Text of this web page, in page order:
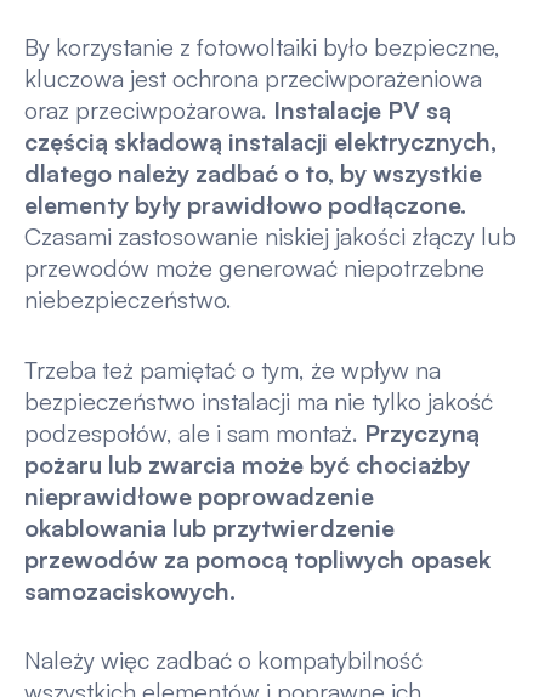
By korzystanie z fotowoltaiki było bezpieczne,
kluczowa jest ochrona przeciwporażeniowa
oraz przeciwpożarowa. Instalacje PV są
częścią składową instalacji elektrycznych,
dlatego należy zadbać o to, by wszystkie
elementy były prawidłowo podłączone.
Czasami zastosowanie niskiej jakości złączy lub
przewodów może generować niepotrzebne
niebezpieczeństwo.
Trzeba też pamiętać o tym, że wpływ na
bezpieczeństwo instalacji ma nie tylko jakość
podzespołów, ale i sam montaż. Przyczyną
pożaru lub zwarcia może być chociażby
nieprawidłowe poprowadzenie
okablowania lub przytwierdzenie
przewodów za pomocą topliwych opasek
samozaciskowych.
Należy więc zadbać o kompatybilność